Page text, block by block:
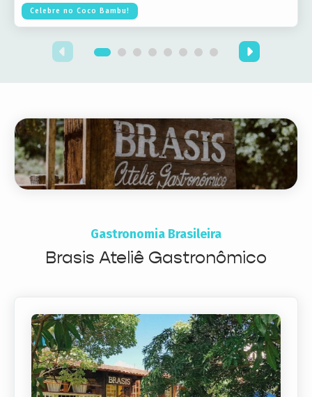
Celebre no Coco Bambu!
Gastronomia Brasileira
Brasis Ateliê Gastronômico